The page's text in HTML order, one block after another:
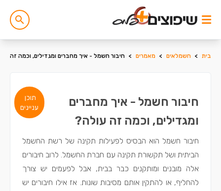
בית > חשמלאים > מאמרים > חיבור חשמל - איך מחברים ומגדילים, וכמה זה
תוכן
עניינים
חיבור חשמל - איך מחברים
ומגדילים, וכמה זה עולה?
חיבור חשמל הוא הבסיס לפעילות תקינה של רשת החשמל
הביתית ושל תקשורת תקינה עם חברת החשמל. לרוב חיבורים
אלה מובנים ומותקנים כבר בבית, אבל לפעמים יש צורך
להחליף, או להתקין אותם מסיבות שונות. אז אילו חיבורים יש